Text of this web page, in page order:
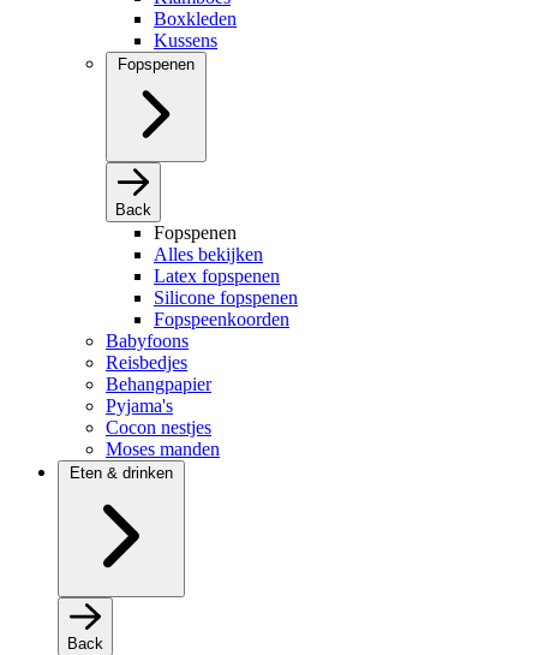
Boxkleden
Kussens
Fopspenen
Back
Fopspenen
Alles bekijken
Latex fopspenen
Silicone fopspenen
Fopspeenkoorden
Babyfoons
Reisbedjes
Behangpapier
Pyjama's
Cocon nestjes
Moses manden
Eten & drinken
Back